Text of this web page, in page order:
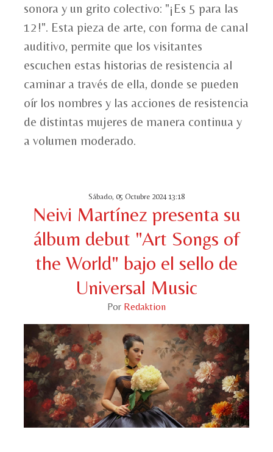
sonora y un grito colectivo: "¡Es 5 para las
12!". Esta pieza de arte, con forma de canal
auditivo, permite que los visitantes
escuchen estas historias de resistencia al
caminar a través de ella, donde se pueden
oír los nombres y las acciones de resistencia
de distintas mujeres de manera continua y
a volumen moderado.
Sábado, 05 Octubre 2024 13:18
Neivi Martínez presenta su
álbum debut "Art Songs of
the World" bajo el sello de
Universal Music
Por Redaktion